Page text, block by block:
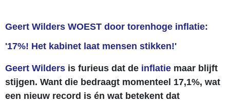
Geert Wilders WOEST door torenhoge inflatie:
'17%! Het kabinet laat mensen stikken!'
Geert Wilders is furieus dat de inflatie maar blijft
stijgen. Want die bedraagt momenteel 17,1%, wat
een nieuw record is én wat betekent dat